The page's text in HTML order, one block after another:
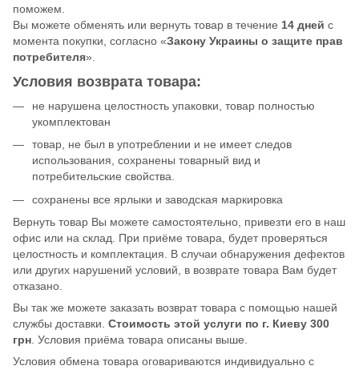
поможем.
Вы можете обменять или вернуть товар в течение 14 дней с
момента покупки, согласно «Закону Украины о защите прав
потребителя».
Условия возврата товара:
не нарушена целостность упаковки, товар полностью
укомплектован
товар, не был в употреблении и не имеет следов
использования, сохранены товарный вид и
потребительские свойства.
сохранены все ярлыки и заводская маркировка
Вернуть товар Вы можете самостоятельно, привезти его в наш
офис или на склад. При приёме товара, будет проверяться
целостность и комплектация. В случаи обнаружения дефектов
или других нарушений условий, в возврате товара Вам будет
отказано.
Вы так же можете заказать возврат товара с помощью нашей
службы доставки. Стоимость этой услуги по г. Киеву 300
грн . Условия приёма товара описаны выше.
Условия обмена товара оговариваются индивидуально с